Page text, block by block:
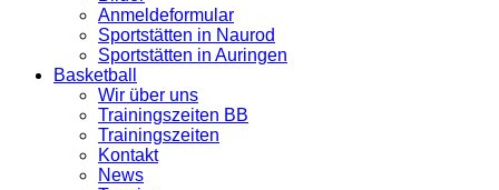
Anmeldeformular
Sportstätten in Naurod
Sportstätten in Auringen
Basketball
Wir über uns
Trainingszeiten BB
Trainingszeiten
Kontakt
News